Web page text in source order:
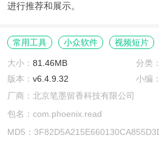
进行推荐和展示。
常用工具 小众软件 视频短片
大小： 81.46MB
分类
版本： v6.4.9.32 小编：
厂商：北京笔墨留香科技有限公司
包名：com.phoenix.read
MD5：